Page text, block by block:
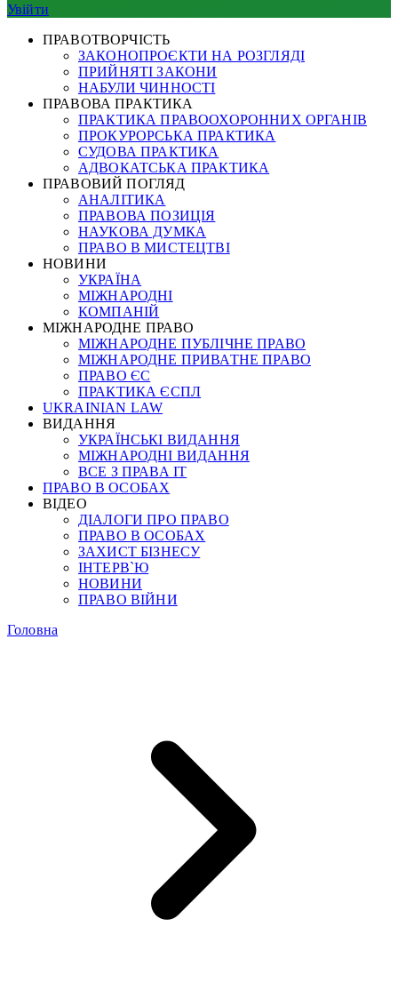
Увійти
ПРАВОТВОРЧІСТЬ
ЗАКОНОПРОЄКТИ НА РОЗГЛЯДІ
ПРИЙНЯТІ ЗАКОНИ
НАБУЛИ ЧИННОСТІ
ПРАВОВА ПРАКТИКА
ПРАКТИКА ПРАВООХОРОННИХ ОРГАНІВ
ПРОКУРОРСЬКА ПРАКТИКА
СУДОВА ПРАКТИКА
АДВОКАТСЬКА ПРАКТИКА
ПРАВОВИЙ ПОГЛЯД
АНАЛІТИКА
ПРАВОВА ПОЗИЦІЯ
НАУКОВА ДУМКА
ПРАВО В МИСТЕЦТВІ
НОВИНИ
УКРАЇНА
МІЖНАРОДНІ
КОМПАНІЙ
МІЖНАРОДНЕ ПРАВО
МІЖНАРОДНЕ ПУБЛІЧНЕ ПРАВО
МІЖНАРОДНЕ ПРИВАТНЕ ПРАВО
ПРАВО ЄС
ПРАКТИКА ЄСПЛ
UKRAINIAN LAW
ВИДАННЯ
УКРАЇНСЬКІ ВИДАННЯ
МІЖНАРОДНІ ВИДАННЯ
ВСЕ З ПРАВА ІТ
ПРАВО В ОСОБАХ
ВІДЕО
ДІАЛОГИ ПРО ПРАВО
ПРАВО В ОСОБАХ
ЗАХИСТ БІЗНЕСУ
ІНТЕРВ`Ю
НОВИНИ
ПРАВО ВІЙНИ
Головна